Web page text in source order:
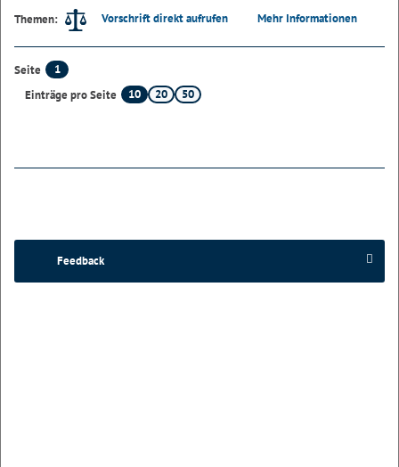
Themen:
Vorschrift direkt aufrufen Mehr Informationen
Seite
1
Einträge pro Seite
10 20 50
Feedback